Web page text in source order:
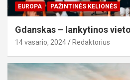
EUROPA PAŽINTINĖS KELIONĖS
Gdanskas – lankytinos
14 vasario, 2024 Redaktorius